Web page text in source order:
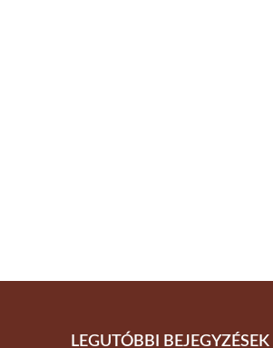
LEGUTÓBBI BEJEGYZÉSEK